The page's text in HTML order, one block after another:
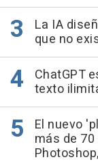
La IA
que no
ChatGPT
texto
El nuevo
más de